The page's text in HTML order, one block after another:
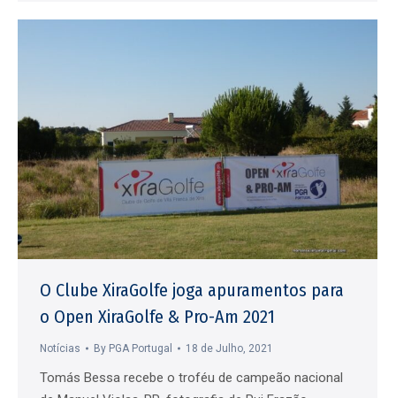
O Clube XiraGolfe joga apuramentos para
o Open XiraGolfe & Pro-Am 2021
Notícias By PGA Portugal 18 de Julho, 2021
Tomás Bessa recebe o troféu de campeão nacional